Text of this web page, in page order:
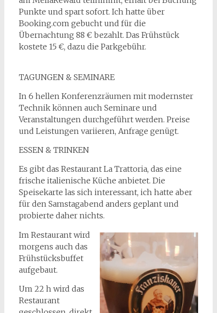
Punkte und spart sofort. Ich hatte über
Booking.com gebucht und für die
Übernachtung 88 € bezahlt. Das Frühstück
kostete 15 €, dazu die Parkgebühr.
TAGUNGEN & SEMINARE
In 6 hellen Konferenzräumen mit modernster
Technik können auch Seminare und
Veranstaltungen durchgeführt werden. Preise
und Leistungen variieren, Anfrage genügt.
ESSEN & TRINKEN
Es gibt das Restaurant La Trattoria, das eine
frische italienische Küche anbietet. Die
Speisekarte las sich interessant, ich hatte aber
für den Samstagabend anders geplant und
probierte daher nichts.
Im Restaurant wird
morgens auch das
Frühstücksbuffet
aufgebaut.
Um 22 h wird das
Restaurant